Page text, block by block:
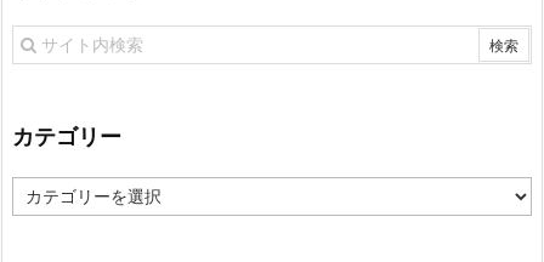
カテゴリー
テ